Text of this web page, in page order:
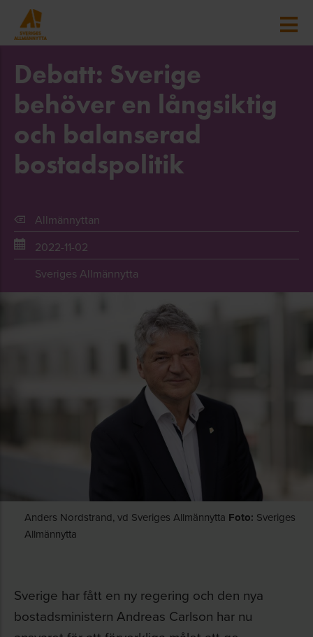
Debatt: Sverige
behöver en långsiktig
och balanserad
bostadspolitik
Allmännyttan
2022-11-02
Sveriges Allmännytta
Anders Nordstrand, vd Sveriges Allmännytta Foto: Sveriges
Allmännytta
Sverige har fått en ny regering och den nya
bostadsministern Andreas Carlson har nu